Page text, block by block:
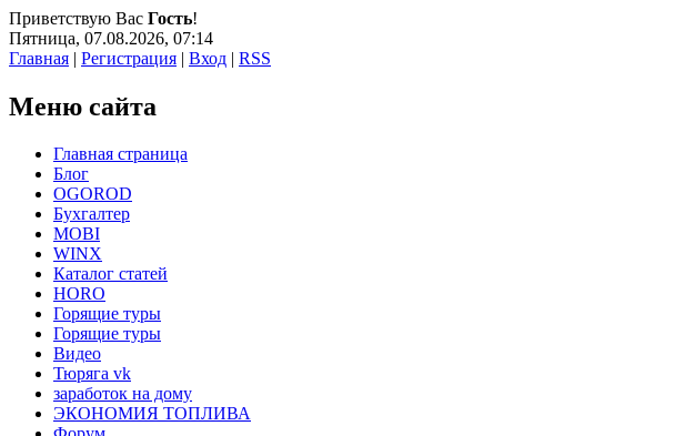
Приветствую Вас Гость!
Пятница, 07.08.2026, 07:14
Главная | Регистрация | Вход | RSS
Меню сайта
Главная страница
Блог
OGOROD
Бухгалтер
MOBI
WINX
Каталог статей
HORO
Горящие туры
Горящие туры
Видео
Тюряга vk
заработок на дому
ЭКОНОМИЯ ТОПЛИВА